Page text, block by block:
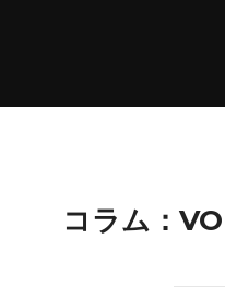
ン
コラム：